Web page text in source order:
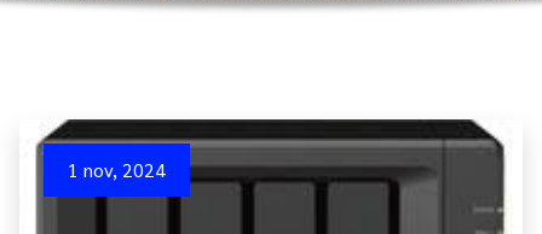
1 nov, 2024